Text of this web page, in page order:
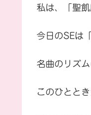
私は、「聖
今日のSEは
名曲のリズ
このひとと